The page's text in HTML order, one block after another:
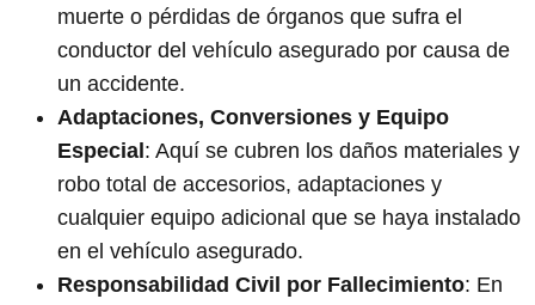
muerte o pérdidas de órganos que sufra el
conductor del vehículo asegurado por causa de
un accidente.
Adaptaciones, Conversiones y Equipo
Especial : Aquí se cubren los daños materiales y
robo total de accesorios, adaptaciones y
cualquier equipo adicional que se haya instalado
en el vehículo asegurado.
Responsabilidad Civil por Fallecimiento: En